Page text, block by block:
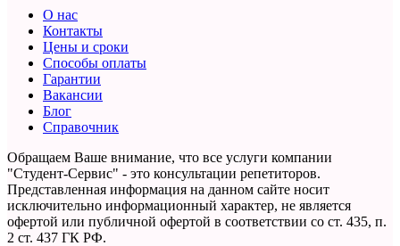
О нас
Контакты
Цены и сроки
Способы оплаты
Гарантии
Вакансии
Блог
Справочник
Обращаем Ваше внимание, что все услуги компании
"Студент-Сервис" - это консультации репетиторов.
Представленная информация на данном сайте носит
исключительно информационный характер, не является
офертой или публичной офертой в соответствии со ст. 435, п.
2 ст. 437 ГК РФ.